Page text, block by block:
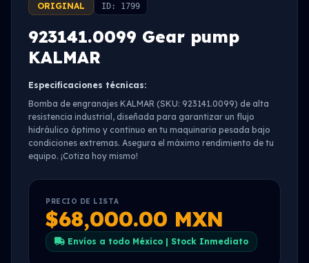
ORIGINAL ID: 1799
923141.0099 Gear pump
KALMAR
Especificaciones técnicas:
Bomba de engranajes KALMAR (SKU: 923141.0099) de alta
resistencia industrial, diseñada para garantizar un flujo
hidráulico óptimo y continuo en tu maquinaria pesada bajo
condiciones extremas. Asegura el máximo rendimiento de tu
equipo. ¡Cotiza hoy mismo!
PRECIO DE LISTA
$68,000.00 MXN
Envíos a todo México | Stock Inmediato